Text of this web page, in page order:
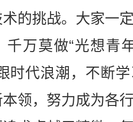
的挑战。大家一
千万莫做“光想青
时代浪潮，不断
领，努力成为各